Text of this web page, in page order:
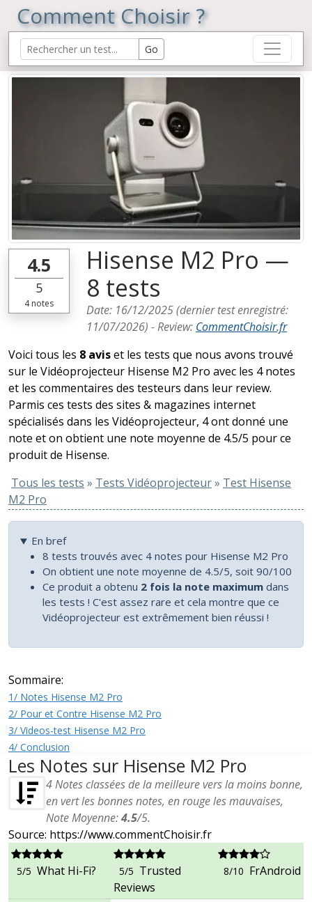
Comment Choisir ?
4.5
5
4notes
Hisense M2 Pro —
8 tests
Date: 16/12/2025(dernier test enregistré:
11/07/2026) -Review: CommentChoisir.fr
Voici tous les 8 aviset les tests que nous avons trouvé
sur le Vidéoprojecteur Hisense M2 Pro avec les 4 notes
et les commentaires des testeurs dans leur review.
Parmis ces tests des sites & magazines internet
spécialisés dans les Vidéoprojecteur, 4 ont donné une
note et on obtient une note moyenne de 4.5/5 pour ce
produit de Hisense.
Tous les tests » Tests Vidéoprojecteur» Test Hisense
M2 Pro
En bref
8 tests trouvés avec 4 notes pour Hisense M2 Pro
On obtient une note moyenne de 4.5/5, soit 90/100
Ce produit a obtenu 2 fois la note maximum dans
les tests ! C'est assez rare et cela montre que ce
Vidéoprojecteur est extrêmement bien réussi !
Sommaire:
1/ Notes Hisense M2 Pro
2/ Pour et Contre Hisense M2 Pro
3/ Videos-test Hisense M2 Pro
4/ Conclusion
Les Notes sur Hisense M2 Pro
4Notes classées de la meilleure vers la moins bonne,
en vert les bonnes notes, en rouge les mauvaises,
Note Moyenne:4.5/5.
Source: https://www.commentChoisir.fr
5/5 What Hi-Fi? 5/5 Trusted
Reviews
8/10 FrAndroid